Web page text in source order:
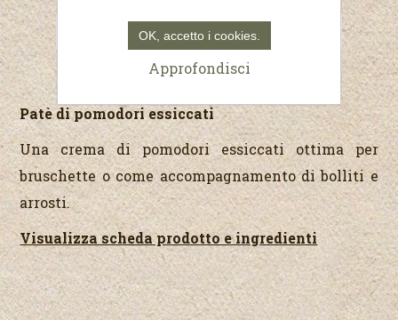
Patè di pomodori essiccati
Una crema di pomodori essiccati ottima per
bruschette o come accompagnamento di bolliti e
arrosti.
Visualizza scheda prodotto e ingredienti
OK, accetto i cookies.
Approfondisci